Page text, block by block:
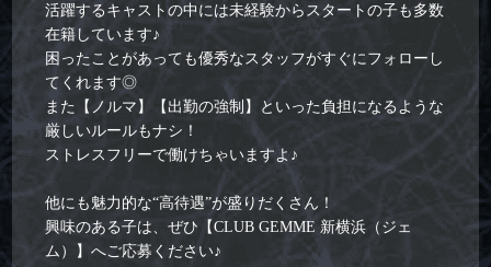
活躍するキャストの中には未経験からスタートの子も多数
在籍しています♪
困ったことがあっても優秀なスタッフがすぐにフォローし
てくれます◎
また【ノルマ】【出勤の強制】といった負担になるような
厳しいルールもナシ！
ストレスフリーで働けちゃいますよ♪
他にも魅力的な“高待遇”が盛りだくさん！
興味のある子は、ぜひ【CLUB GEMME 新横浜（ジェ
ム）】へご応募ください♪